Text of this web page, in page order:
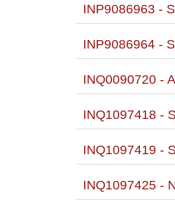
INP9086963 -
INP9086964 -
INQ0090720 -
INQ1097418 -
INQ1097419 -
INQ1097425 -